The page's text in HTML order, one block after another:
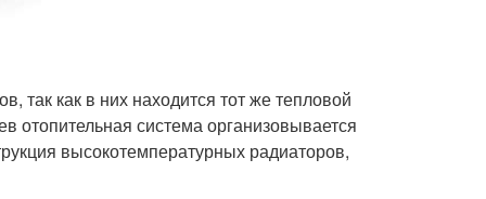
так как в них находится тот же тепловой
отопительная система организовывается
высокотемпературных радиаторов,